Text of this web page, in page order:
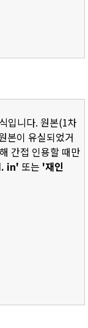
입니다. 원본(1차
본이 유실되었거
간접 인용할 때만
in' 또는 '재인